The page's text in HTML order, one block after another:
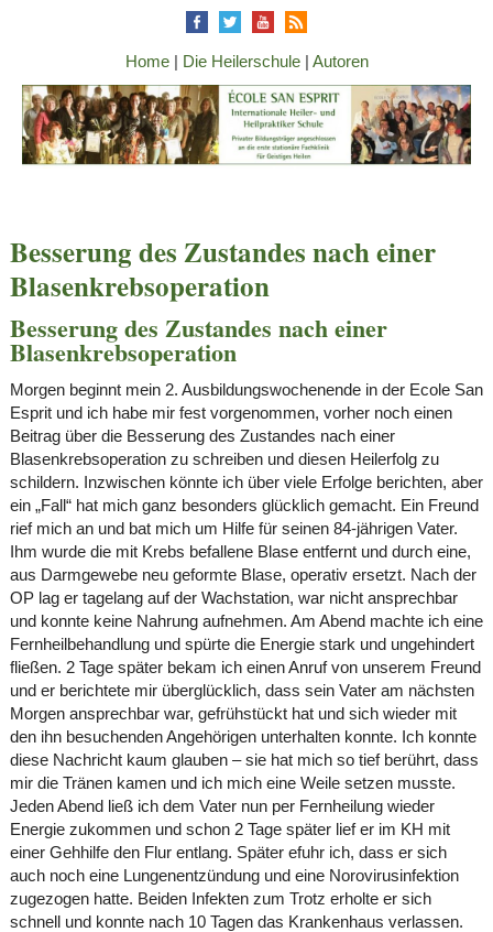
Home| Die Heilerschule| Autoren
Besserung des Zustandes nach einer
Blasenkrebsoperation
Besserung des Zustandes nach einer
Blasenkrebsoperation
Morgen beginnt mein 2. Ausbildungswochenende in der Ecole San
Esprit und ich habe mir fest vorgenommen, vorher noch einen
Beitrag über die Besserung des Zustandes nach einer
Blasenkrebsoperation zu schreiben und diesen Heilerfolg zu
schildern. Inzwischen könnte ich über viele Erfolge berichten, aber
ein „Fall“ hat mich ganz besonders glücklich gemacht. Ein Freund
rief mich an und bat mich um Hilfe für seinen 84-jährigen Vater.
Ihm wurde die mit Krebs befallene Blase entfernt und durch eine,
aus Darmgewebe neu geformte Blase, operativ ersetzt. Nach der
OP lag er tagelang auf der Wachstation, war nicht ansprechbar
und konnte keine Nahrung aufnehmen. Am Abend machte ich eine
Fernheilbehandlung und spürte die Energie stark und ungehindert
fließen. 2 Tage später bekam ich einen Anruf von unserem Freund
und er berichtete mir überglücklich, dass sein Vater am nächsten
Morgen ansprechbar war, gefrühstückt hat und sich wieder mit
den ihn besuchenden Angehörigen unterhalten konnte. Ich konnte
diese Nachricht kaum glauben – sie hat mich so tief berührt, dass
mir die Tränen kamen und ich mich eine Weile setzen musste.
Jeden Abend ließ ich dem Vater nun per Fernheilung wieder
Energie zukommen und schon 2 Tage später lief er im KH mit
einer Gehhilfe den Flur entlang. Später efuhr ich, dass er sich
auch noch eine Lungenentzündung und eine Norovirusinfektion
zugezogen hatte. Beiden Infekten zum Trotz erholte er sich
schnell und konnte nach 10 Tagen das Krankenhaus verlassen.